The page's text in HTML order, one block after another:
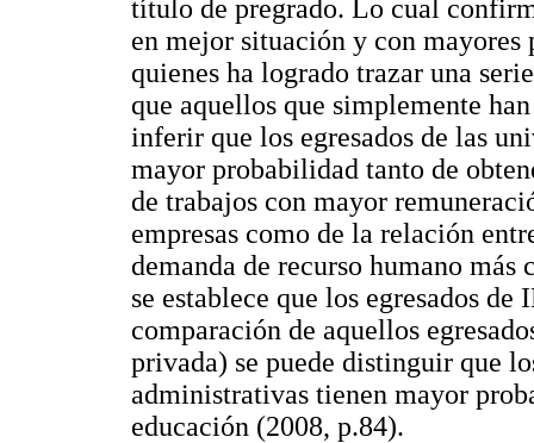
título de pregrado. Lo cual
en mejor situación y con mayores
quienes ha logrado trazar una
que aquellos que simplemente
inferir que los egresados de las
mayor probabilidad tanto de
de trabajos con mayor
empresas como de la relación
demanda de recurso humano
se establece que los egresados
comparación de aquellos
privada) se puede distinguir que
administrativas tienen mayor
educación (2008, p.84).